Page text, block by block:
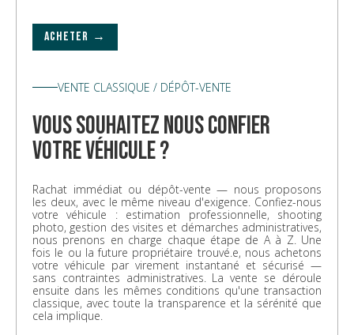
ACHETER →
VENTE CLASSIQUE / DÉPÔT-VENTE
vous souhaitez nous confier
votre véhicule ?
Rachat immédiat ou dépôt-vente — nous proposons
les deux, avec le même niveau d'exigence. Confiez-nous
votre véhicule : estimation professionnelle, shooting
photo, gestion des visites et démarches administratives,
nous prenons en charge chaque étape de A à Z. Une
fois le ou la future propriétaire trouvé.e, nous achetons
votre véhicule par virement instantané et sécurisé —
sans contraintes administratives. La vente se déroule
ensuite dans les mêmes conditions qu'une transaction
classique, avec toute la transparence et la sérénité que
cela implique.